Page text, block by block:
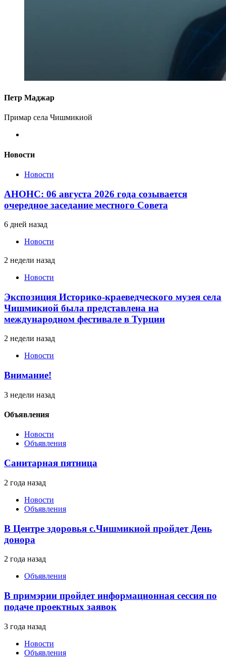
Петр Маджар
Примар села Чишмикиой
Новости
Новости
АНОНС: 06 августа 2026 года созывается
очередное заседание местного Совета
6 дней назад
Новости
2 недели назад
Новости
Экспозиция Историко-краеведческого музея села
Чишмикиой была представлена на
международном фестивале в Турции
2 недели назад
Новости
Внимание!
3 недели назад
Объявления
Новости
Объявления
Санитарная пятница
2 года назад
Новости
Объявления
В Центре здоровья с.Чишмикиой пройдет День
донора
2 года назад
Объявления
В примэрии пройдет информационная сессия по
подаче проектных заявок
3 года назад
Новости
Объявления